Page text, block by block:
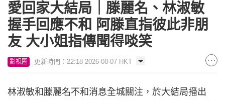
愛回家大結局｜滕麗名、林淑敏
握手回應不和 阿滕直指彼此非朋
友 大小姐指傳聞得啖笑
影視圈 更新時間：22:18 2026-08-07 HKT
林淑敏和滕麗名不和消息全城關注，於大結局播出